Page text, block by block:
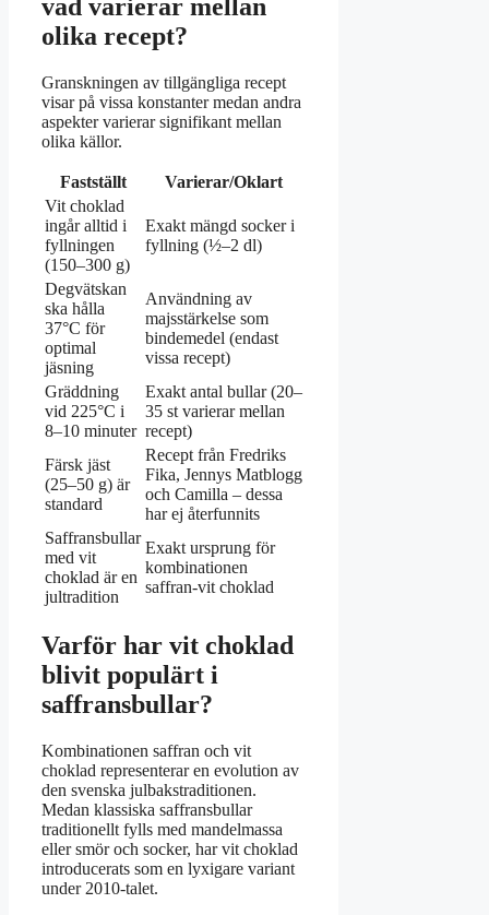
vad varierar mellan
olika recept?
Granskningen av tillgängliga recept
visar på vissa konstanter medan andra
aspekter varierar signifikant mellan
olika källor.
Fastställt
Varierar/Oklart
Vit choklad
ingår alltid i
fyllningen
(150–300 g)
Exakt mängd socker i
fyllning (½–2 dl)
Degvätskan
ska hålla
37°C för
optimal
jäsning
Användning av
majsstärkelse som
bindemedel (endast
vissa recept)
Gräddning
vid 225°C i
8–10 minuter
Exakt antal bullar (20–
35 st varierar mellan
recept)
Färsk jäst
(25–50 g) är
standard
Recept från Fredriks
Fika, Jennys Matblogg
och Camilla – dessa
har ej återfunnits
Saffransbullar
med vit
choklad är en
jultradition
Exakt ursprung för
kombinationen
saffran-vit choklad
Varför har vit choklad
blivit populärt i
saffransbullar?
Kombinationen saffran och vit
choklad representerar en evolution av
den svenska julbakstraditionen.
Medan klassiska saffransbullar
traditionellt fylls med mandelmassa
eller smör och socker, har vit choklad
introducerats som en lyxigare variant
under 2010-talet.